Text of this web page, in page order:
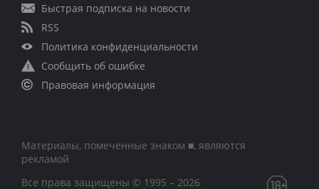
Быстрая подписка на новости
RSS
Политика конфиденциальности
Сообщить об ошибке
Правовая информация
Материалы, помеченные знаком ■, являются
рекламой
Все права защищены © 1995 – 2026